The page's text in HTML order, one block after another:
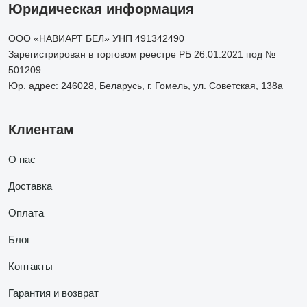
Юридическая информация
ООО «НАВИАРТ БЕЛ» УНП 491342490
Зарегистрирован в торговом реестре РБ 26.01.2021 под №
501209
Юр. адрес: 246028, Беларусь, г. Гомель, ул. Советская, 138а
Клиентам
О нас
Доставка
Оплата
Блог
Контакты
Гарантия и возврат